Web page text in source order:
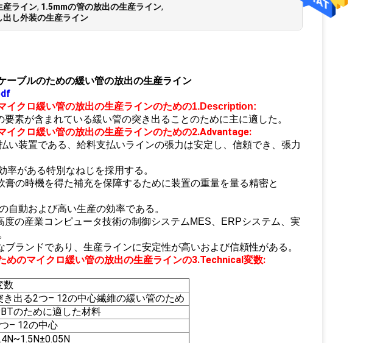
産ライン, 1.5mmの管の放出の生産ライン,
し外装の生産ライン
ーブルのための緩い管の放出の生産ライン
イクロ緩い管の放出の生産ラインのための1.Description:
素が含まれている緩い管の突き出ることのために主に適した。
イクロ緩い管の放出の生産ラインのための2.Advantage:
い装置である、給料支払いラインの張力は安定し、信頼でき、張力
がある特別なねじを採用する。
の時機を得た補充を保障するために装置の重量を量る精密と
自動および高い生産の効率である。
の産業コンピュータ技術の制御システムMES、ERPシステム、実
ランドであり、生産ラインに安定性が高いおよび信頼性がある。
めのマイクロ緩い管の放出の生産ラインの3.Technical変数:
数
き出る2つ– 12の中心繊維の緩い管のため
のために適した材料
– 12の中心